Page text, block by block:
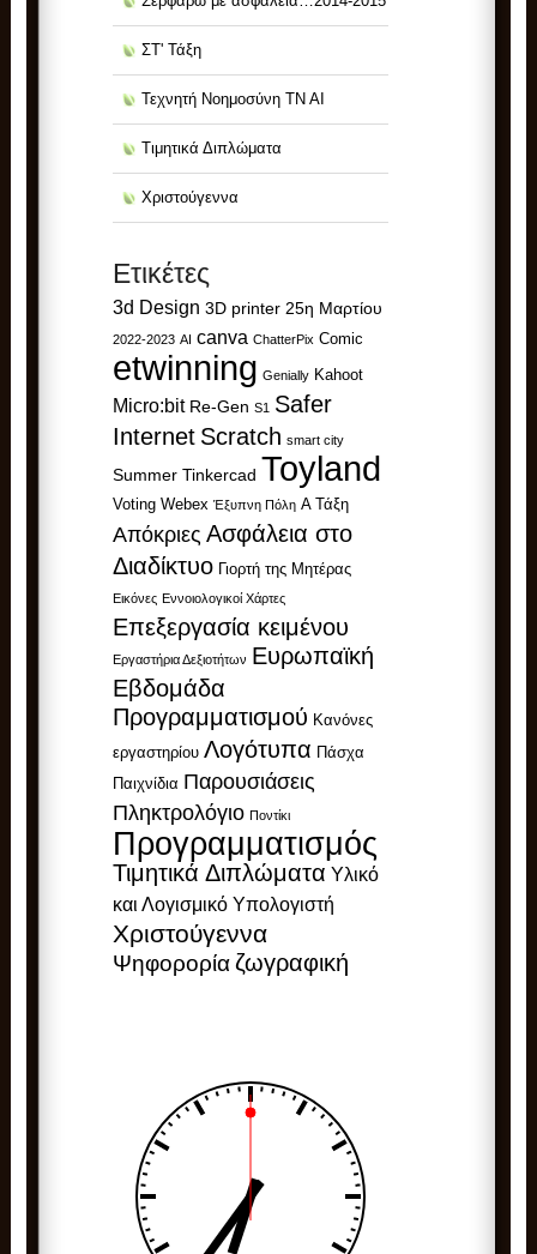
ΣΤ' Τάξη
Τεχνητή Νοημοσύνη ΤΝ ΑΙ
Τιμητικά Διπλώματα
Χριστούγεννα
Ετικέτες
3d Design 3D printer 25η Μαρτίου
2022-2023 AI canva ChatterPix Comic
etwinning Genially Kahoot
Micro:bit Re-Gen S1 Safer
Internet Scratch smart city
Summer Tinkercad Toyland
Voting Webex Έξυπνη Πόλη Α Τάξη
Απόκριες Ασφάλεια στο
Διαδίκτυο Γιορτή της Μητέρας
Εικόνες Εννοιολογικοί Χάρτες
Επεξεργασία κειμένου
Εργαστήρια Δεξιοτήτων Ευρωπαϊκή
Εβδομάδα
Προγραμματισμού Κανόνες
εργαστηρίου Λογότυπα Πάσχα
Παιχνίδια Παρουσιάσεις
Πληκτρολόγιο Ποντίκι
Προγραμματισμός
Τιμητικά Διπλώματα Υλικό
και Λογισμικό Υπολογιστή
Χριστούγεννα
Ψηφορορία ζωγραφική